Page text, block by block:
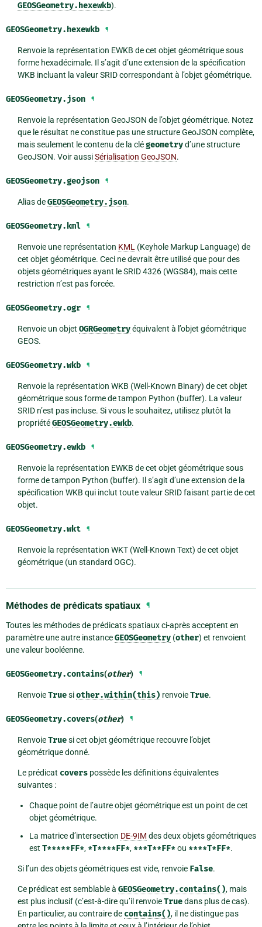
GEOSGeometry.hexewkb).
GEOSGeometry.hexewkb ¶
Renvoie la représentation EWKB de cet objet géométrique sous
forme hexadécimale. Il s’agit d’une extension de la spécification
WKB incluant la valeur SRID correspondant à l’objet géométrique.
GEOSGeometry.json ¶
Renvoie la représentation GeoJSON de l’objet géométrique. Notez
que le résultat ne constitue pas une structure GeoJSON complète,
mais seulement le contenu de la clégeometryd’une structure
GeoJSON. Voir aussiSérialisation GeoJSON.
GEOSGeometry.geojson ¶
Alias deGEOSGeometry.json.
GEOSGeometry.kml ¶
Renvoie une représentation KML(Keyhole Markup Language) de
cet objet géométrique. Ceci ne devrait être utilisé que pour des
objets géométriques ayant le SRID 4326 (WGS84), mais cette
restriction n’est pas forcée.
GEOSGeometry.ogr ¶
Renvoie un objet OGRGeometryéquivalent à l’objet géométrique
GEOS.
GEOSGeometry.wkb ¶
Renvoie la représentation WKB (Well-Known Binary) de cet objet
géométrique sous forme de tampon Python (buffer). La valeur
SRID n’est pas incluse. Si vous le souhaitez, utilisez plutôt la
propriétéGEOSGeometry.ewkb.
GEOSGeometry.ewkb ¶
Renvoie la représentation EWKB de cet objet géométrique sous
forme de tampon Python (buffer). Il s’agit d’une extension de la
spécification WKB qui inclut toute valeur SRID faisant partie de cet
objet.
GEOSGeometry.wkt ¶
Renvoie la représentation WKT (Well-Known Text) de cet objet
géométrique (un standard OGC).
Méthodes de prédicats spatiaux ¶
Toutes les méthodes de prédicats spatiaux ci-après acceptent en
paramètre une autre instanceGEOSGeometry (other) et renvoient
une valeur booléenne.
GEOSGeometry.contains(other) ¶
RenvoieTruesiother.within(this) renvoieTrue.
GEOSGeometry.covers(other) ¶
RenvoieTruesi cet objet géométrique recouvre l’objet
géométrique donné.
Le prédicat coverspossède les définitions équivalentes
suivantes :
Chaque point de l’autre objet géométrique est un point de cet
objet géométrique.
La matrice d’intersection DE-9IM des deux objets géométriques
est T*****FF*, *T****FF*, ***T**FF*ou ****T*FF*.
Si l’un des objets géométriques est vide, renvoie False.
Ce prédicat est semblable à GEOSGeometry.contains(), mais
est plus inclusif (c’est-à-dire qu’il renvoieTruedans plus de cas).
En particulier, au contraire de contains(), il ne distingue pas